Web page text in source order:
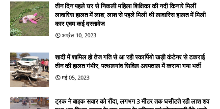
तीन दिन पहले घर से निकली महिला शिक्षिका की नदी किनारे मिलीं
लावारिस हालत में लाश, लाश से पहले मिली थी लावारिस हालत में मिली
कार एवम कई दस्तावेज
अप्रैल 10, 2023
शादी में शामिल हो तेज गति से आ रही स्कार्पियो खड़ी कंटेनर से टकराई
तीन की हालत गंभीर, पत्थलगांव सिविल अस्पताल में कराया गया भर्ती
मई 05, 2023
ट्रक ने बाइक सवार को रौंदा, लगभग 3 मीटर तक घसीटते रही लाश शव